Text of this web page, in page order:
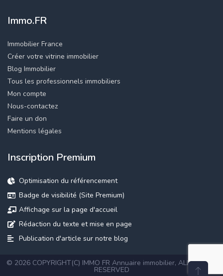
Immo.FR
Immobilier France
Créer votre vitrine immobilier
Blog Immobilier
Tous les professionnels immobiliers
Mon compte
Nous-contactez
Faire un don
Mentions légales
Inscription Premium
Optimisation du référencement
Badge de visibilité (Site Premium)
Affichage sur la page d'accueil
Rédaction du texte et mise en page
Publication d'article sur notre blog
© 2026 COPYRIGHT(C) IMMO FR Annuaire immobilier, ALL RIGHTS
RESERVED